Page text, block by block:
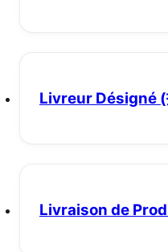
Livreur Désigné
Livraison de